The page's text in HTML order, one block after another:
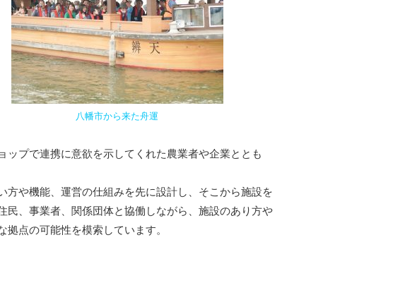
八幡市から来た舟運
プで連携に意欲を示してくれた農業者や企業ととも
や機能、運営の仕組みを先に設計し、そこから施設を
、事業者、関係団体と協働しながら、施設のあり方や
点の可能性を模索しています。